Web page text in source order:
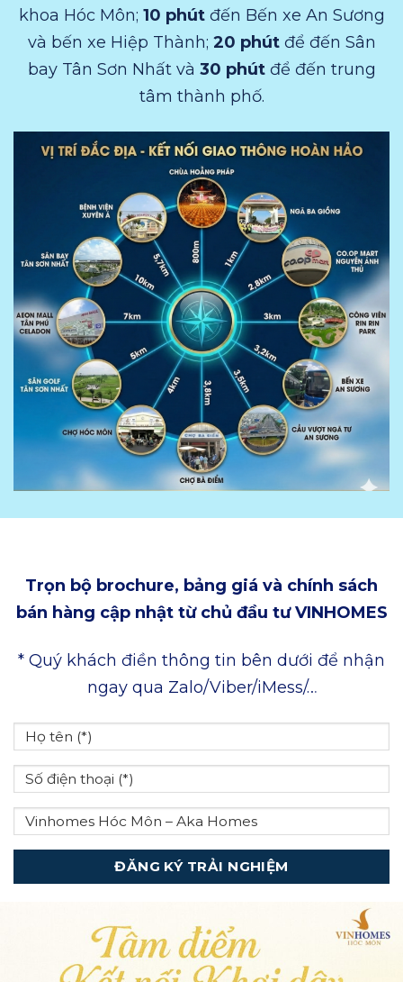
khoa Hóc Môn; 10 phútđến Bến xe An Sương
và bến xe Hiệp Thành; 20 phútđể đến Sân
bay Tân Sơn Nhất và 30 phútđể đến trung
tâm thành phố.
Trọn bộ brochure, bảng giá và chính sách
bán hàng cập nhật từ chủ đầu tư VINHOMES
* Quý khách điền thông tin bên dưới để nhận
ngay qua Zalo/Viber/iMess/…